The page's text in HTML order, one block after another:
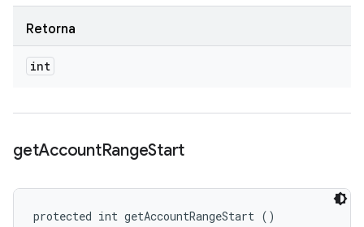
Retorna
int
getAccountRangeStart
protected int getAccountRangeStart ()